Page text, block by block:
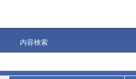
内容検索